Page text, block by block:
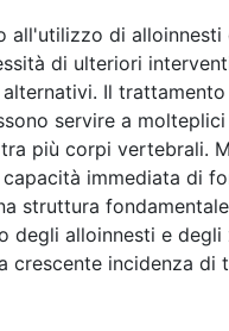
all'utilizzo di
di ulteriori
Il
servire a
più corpi vertebrali.
immediata di
struttura
degli alloinnesti e
incidenza di